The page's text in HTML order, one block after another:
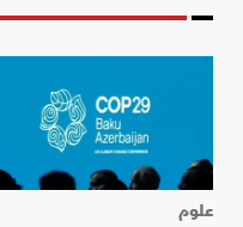
علوم